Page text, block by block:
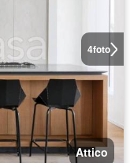
4foto
Attico